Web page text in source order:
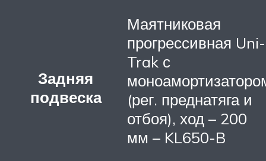
Задняя
подвеска
Маятниковая
прогрессивная Uni-
Trak с
(рег. преднатяга и
отбоя), ход – 200
мм – KL650-B